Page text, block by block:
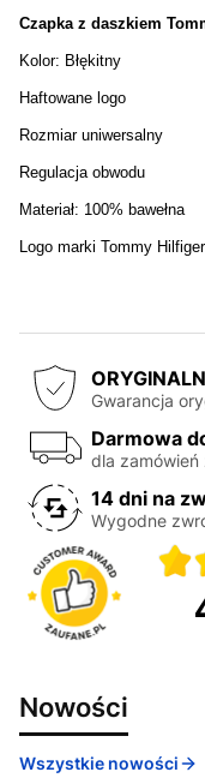
Czapka z daszkiem
Kolor: Błękitny
Haftowane logo
Rozmiar uniwersalny
Regulacja obwodu
Materiał: 100% bawełna
Logo marki Tommy
Gwarancja
Darmowa
dla zamówień
14 dni na
Wygodne
Nowości
Wszystkie nowości